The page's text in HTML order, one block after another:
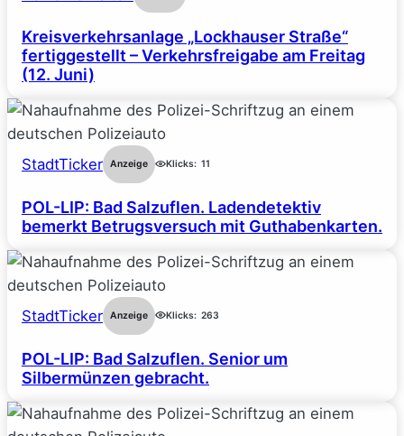
Kreisverkehrsanlage „Lockhauser Straße“
fertiggestellt – Verkehrsfreigabe am Freitag
(12. Juni)
StadtTicker Anzeige Klicks: 11
POL-LIP: Bad Salzuflen. Ladendetektiv
bemerkt Betrugsversuch mit Guthabenkarten.
StadtTicker Anzeige Klicks: 263
POL-LIP: Bad Salzuflen. Senior um
Silbermünzen gebracht.